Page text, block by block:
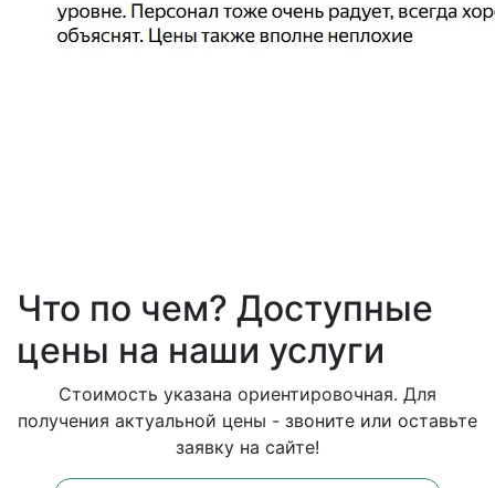
Что по чем? Доступные
цены на наши услуги
Стоимость указана ориентировочная. Для
получения актуальной цены - звоните или оставьте
заявку на сайте!